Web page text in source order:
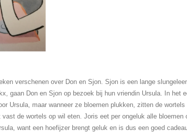
verschenen over Don en Sjon. Sjon is een lange
gaan Don en Sjon op bezoek bij hun vriendin Ursula. In het
Ursula, maar wanneer ze bloemen plukken, zitten de
de wortels op wil eten. Joris eet per ongeluk alle
want een hoefijzer brengt geluk en is dus een goed